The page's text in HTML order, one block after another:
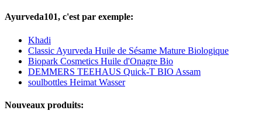
Ayurveda101, c'est par exemple:
Khadi
Classic Ayurveda Huile de Sésame Mature Biologique
Biopark Cosmetics Huile d'Onagre Bio
DEMMERS TEEHAUS Quick-T BIO Assam
soulbottles Heimat Wasser
Nouveaux produits: